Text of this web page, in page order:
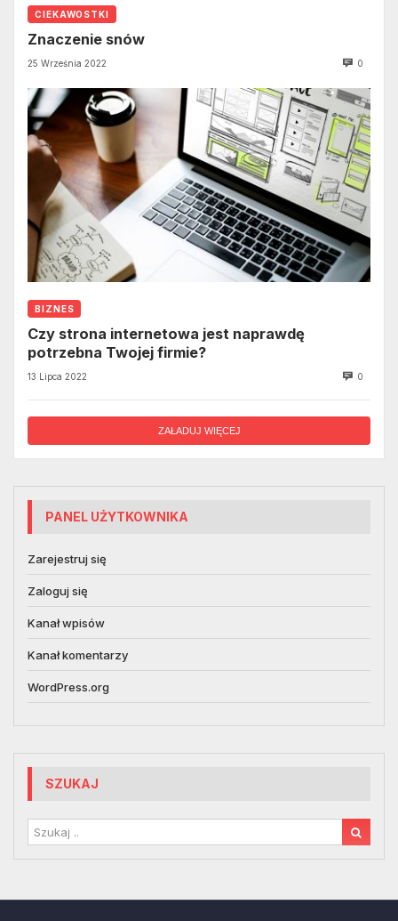
CIEKAWOSTKI
Znaczenie snów
25 Września 2022 0
BIZNES
Czy strona internetowa jest naprawdę
potrzebna Twojej firmie?
13 Lipca 2022 0
ZAŁADUJ WIĘCEJ
PANEL UŻYTKOWNIKA
Zarejestruj się
Zaloguj się
Kanał wpisów
Kanał komentarzy
WordPress.org
SZUKAJ